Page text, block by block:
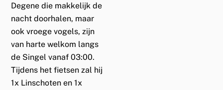
Degene die makkelijk de
nacht doorhalen, maar
ook vroege vogels, zijn
van harte welkom langs
de Singel vanaf 03:00.
Tijdens het fietsen zal hij
1x Linschoten en 1x